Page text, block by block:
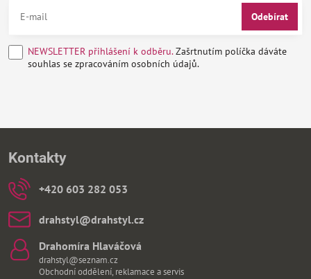
Odebírat
NEWSLETTER přihlášení k odběru.Zašrtnutím políčka dáváte
souhlas se zpracováním osobních údajů.
Kontakty
+420 603 282 053
drahstyl​@drahstyl​.cz
Drahomíra Hlaváčová
drahstyl@seznam.cz
Obchodní oddělení, reklamace a servis